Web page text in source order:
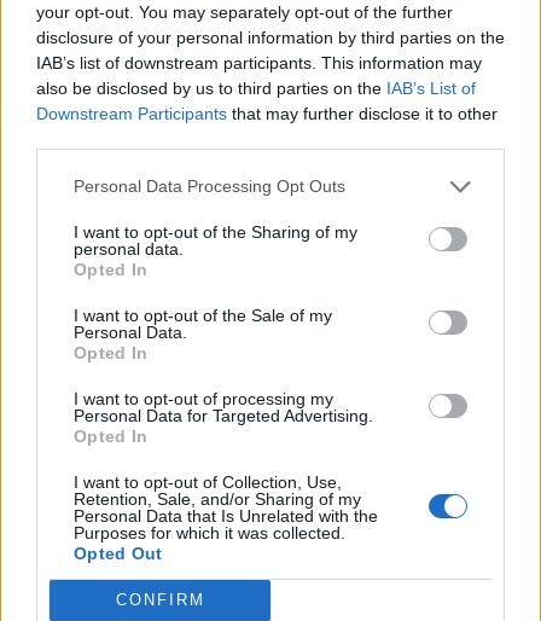
your opt-out. You may separately opt-out of the further
disclosure of your personal information by third parties on the
IAB’s list of downstream participants. This information may
also be disclosed by us to third parties on the IAB’s List of
Downstream Participants that may further disclose it to other
Personal Data Processing Opt Outs
I want to opt-out of the Sharing of my
personal data.
Opted In
I want to opt-out of the Sale of my
Personal Data.
Opted In
I want to opt-out of processing my
Personal Data for Targeted Advertising.
Opted In
I want to opt-out of Collection, Use,
Retention, Sale, and/or Sharing of my
Personal Data that Is Unrelated with the
Purposes for which it was collected.
Opted Out
CONFIRM
Temporali e vento, allerta gialla
anche nell’Alto Milanese fino alla
mattina di sabato 8 luglio